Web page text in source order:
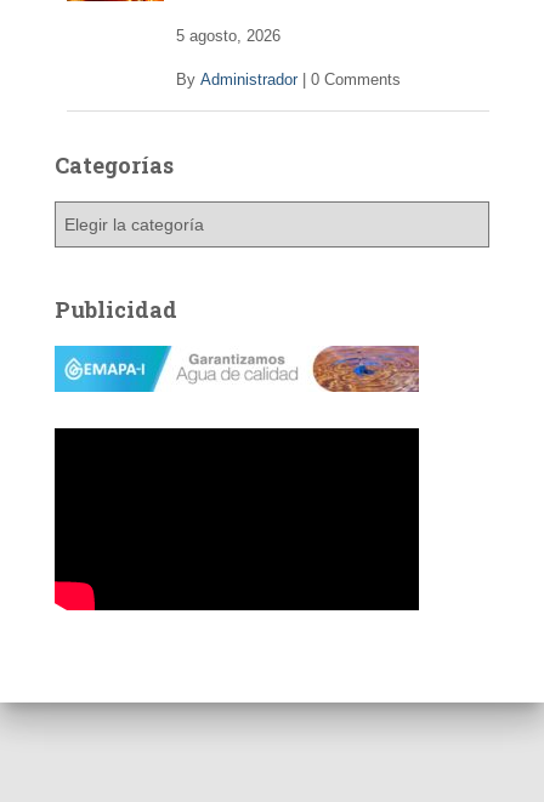
5 agosto, 2026
By Administrador 0 Comments
Categorías
g
o
a
Publicidad